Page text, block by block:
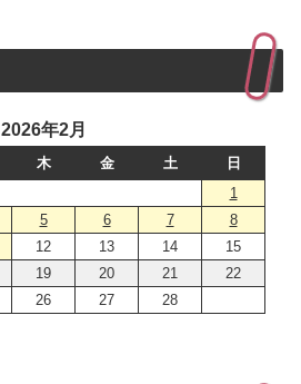
2026年2月
木 金 土
日
1
5 6 7
8
12 13 14
15
19 20 21
22
26 27 28